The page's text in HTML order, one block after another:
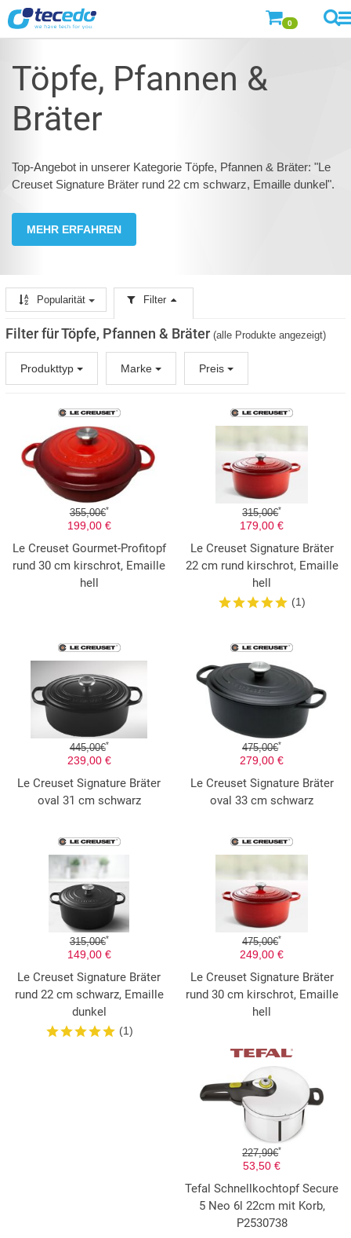
0
Töpfe, Pfannen &
Bräter
Top-Angebot in unserer Kategorie Töpfe, Pfannen & Bräter: "Le
Creuset Signature Bräter rund 22 cm schwarz, Emaille dunkel".
MEHR ERFAHREN
Popularität Filter
Filter für Töpfe, Pfannen & Bräter (alle Produkte angezeigt)
Produkttyp Marke Preis
355,00€*
199,00 €
Le Creuset Gourmet-Profitopf
rund 30 cm kirschrot, Emaille
hell
315,00€*
179,00 €
Le Creuset Signature Bräter
22 cm rund kirschrot, Emaille
hell
(1)
445,00€*
239,00 €
Le Creuset Signature Bräter
oval 31 cm schwarz
475,00€*
279,00 €
Le Creuset Signature Bräter
oval 33 cm schwarz
315,00€*
149,00 €
Le Creuset Signature Bräter
rund 22 cm schwarz, Emaille
dunkel
(1)
475,00€*
249,00 €
Le Creuset Signature Bräter
rund 30 cm kirschrot, Emaille
hell
227,99€*
53,50 €
Tefal Schnellkochtopf Secure
5 Neo 6l 22cm mit Korb,
P2530738